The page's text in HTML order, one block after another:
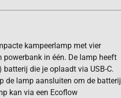
kampeerlamp met vier
powerbank in één. De lamp heeft
die je oplaadt via USB-C.
de lamp aansluiten om de batterij
kan via een Ecoflow